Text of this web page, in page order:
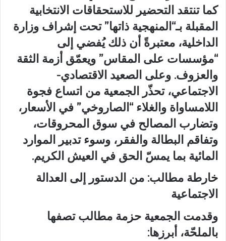
كما تنتقد التحضير للاستحقاقات الانتخابية
المقبلة بـ“المنهجية ذاتها” تحت إشراف وزارة
الداخلية، معتبرةً أن ذلك يُفضي إلى
“مؤسسات على المقاس” ويعمّق أزمة الثقة
والعزوف. وعلى الصعيد الاقتصادي-
الاجتماعي، تحذّر الجمعية من اتساع فجوة
اللامساواة والغلاء “الصاروخي” في الأسعار،
وتضارب المصالح في سوق المحروقات،
وتفاقم البطالة والفقر، وسوء تدبير الموارد
المائية بما يمسّ الحق في العيش الكريم.
خارطة مطالب: من الدستور إلى العدالة
الاجتماعية
وقدمت الجمعية حزمة مطالب تصفها
بالملحّة، أبرزها: